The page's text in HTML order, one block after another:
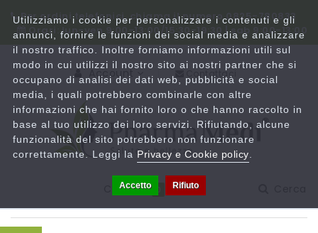
Per ordini telefonici, chiama il numero 0825-780833
Orari: lun-ven 9:00-13:00/15:30-19:30 | sab 9:00-13:00
Account Contattaci
Carrello
Utilizziamo i cookie per personalizzare i contenuti e gli
annunci, fornire le funzioni dei social media e analizzare
il nostro traffico. Inoltre forniamo informazioni utili sul
modo in cui utilizzi il nostro sito ai nostri partner che si
occupano di analisi dei dati web, pubblicità e social
media, i quali potrebbero combinarle con altre
informazioni che hai fornito loro o che hanno raccolto in
base al tuo utilizzo dei loro servizi. Rifiutando, alcune
funzionalità del sito potrebbero non funzionare
correttamente. Leggi la Privacy e Cookie policy
Accetto Rifiuto